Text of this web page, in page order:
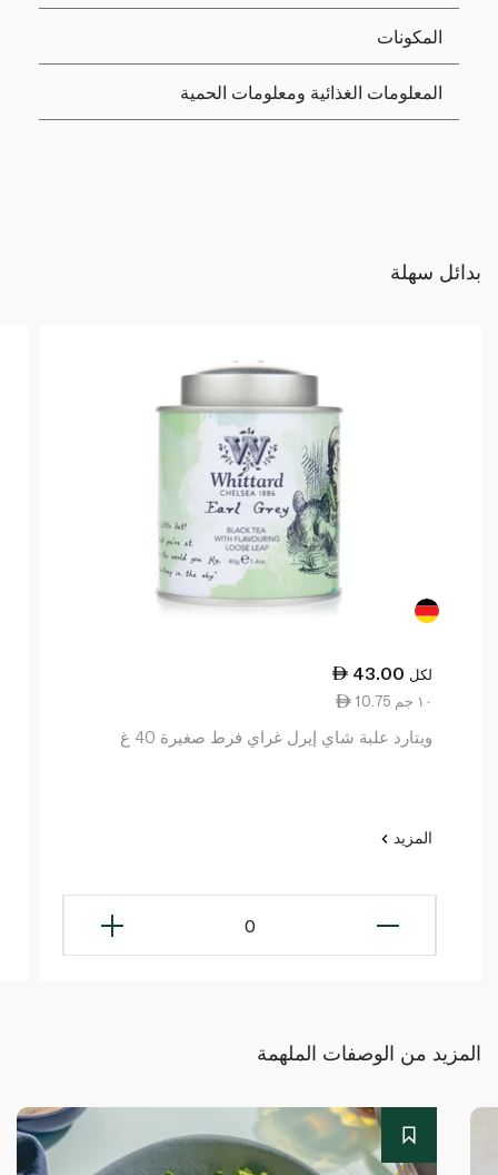
المكونات
المعلومات الغذائية ومعلومات الحمية
بدائل سهلة
43.00 لكل
10.75 ١٠ جم
ويتارد علبة شاي إيرل غراي فرط صغيرة 40 غ
المزيد
0
المزيد من الوصفات الملهمة